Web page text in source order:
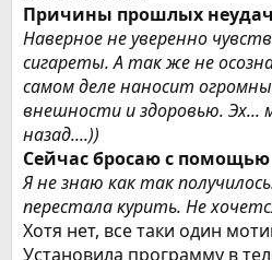
Причины прошлых неудач
Наверное не уверенно
сигареты. А так же не
самом деле наносит
внешности и здоровью. Эх...
назад....))
Сейчас бросаю с помощью
Я не знаю как так
перестала курить. Не
Хотя нет, все таки один
Установила программу в